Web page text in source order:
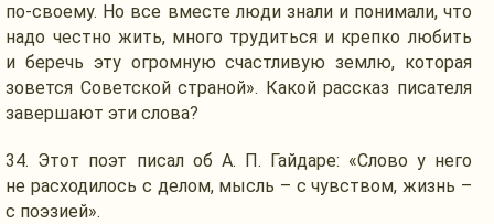
по-своему. Но все вместе люди знали и понимали,что
надо честно жить, много трудиться и крепко любить
и беречь эту огромную счастливую землю, которая
зовется Советской страной». Какой рассказ писателя
завершаютэти слова?
34. Этот поэт писал об А. П. Гайдаре: «Слово у него
не расходилось с делом,мысль – с чувством, жизнь –
с поэзией».